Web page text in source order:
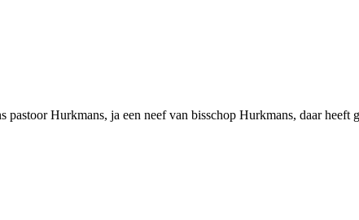
Hurkmans, ja een neef van bisschop Hurkmans, daar